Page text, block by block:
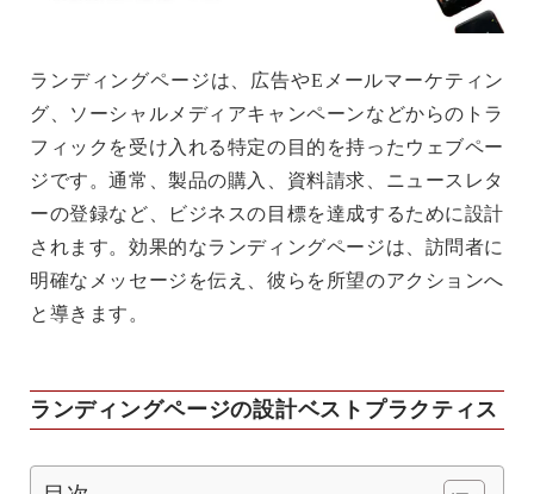
ランディングページは、広告やEメールマーケティン
グ、ソーシャルメディアキャンペーンなどからのトラ
フィックを受け入れる特定の目的を持ったウェブペー
ジです。通常、製品の購入、資料請求、ニュースレタ
ーの登録など、ビジネスの目標を達成するために設計
されます。効果的なランディングページは、訪問者に
明確なメッセージを伝え、彼らを所望のアクションへ
と導きます。
ランディングページの設計ベストプラクティス